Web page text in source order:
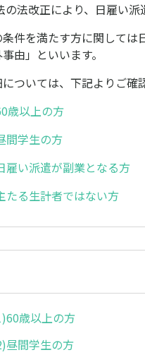
法改正により、日雇い派
件を満たす方に関して
由」といいます。
ついては、下記よりご確
歳以上の方
間学生の方
雇い派遣が副業となる方
たる生計者ではない方
歳以上の方
昼間学生の方